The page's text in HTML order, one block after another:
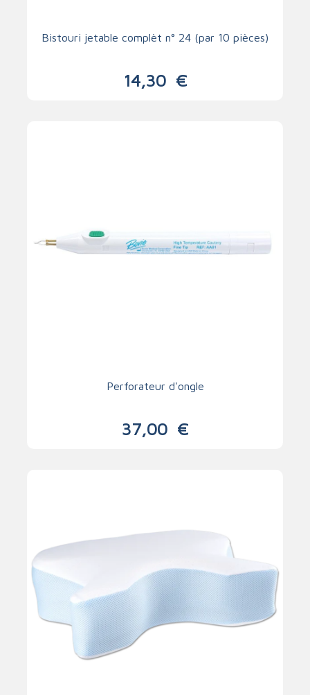
Bistouri jetable complèt n° 24 (par 10 pièces)
14,30 €
Perforateur d'ongle
37,00 €